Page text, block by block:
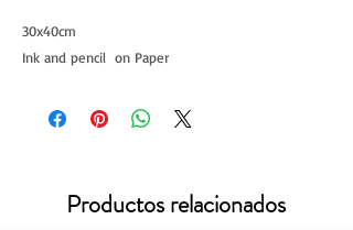
30x40cm
Ink and pencil on Paper
Productos relacionados